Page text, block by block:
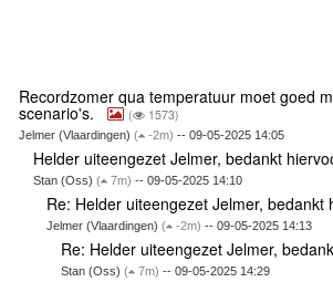
Recordzomer qua temperatuur moet goed
scenario's. ( 1573)
Jelmer (Vlaardingen) ( -2m) -- 09-05-2025 14:05
Helder uiteengezet Jelmer, bedankt
Stan (Oss) ( 7m) -- 09-05-2025 14:10
Re: Helder uiteengezet Jelmer, bedankt
Jelmer (Vlaardingen)( -2m) -- 09-05-2025 14:13
Re: Helder uiteengezet Jelmer,
Stan (Oss) ( 7m) -- 09-05-2025 14:29